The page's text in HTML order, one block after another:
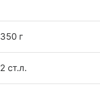
350 г
2 ст.л.